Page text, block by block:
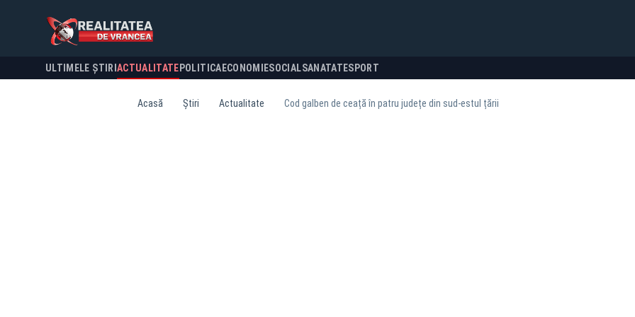
ULTIMELE ȘTIRI ACTUALITATE POLITICA ECONOMIESOCIALSANATATESPORT
Acasă Știri Actualitate Cod galben de ceață în patru județe din sud-estul țării